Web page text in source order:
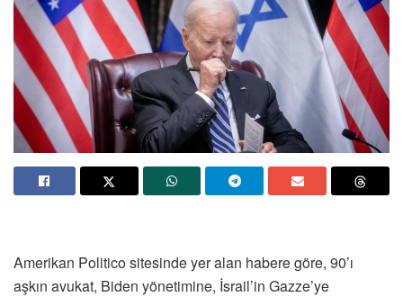
Amerikan Politico sitesinde yer alan habere göre, 90’ı
aşkın avukat, Biden yönetimine, İsrail’in Gazze’ye